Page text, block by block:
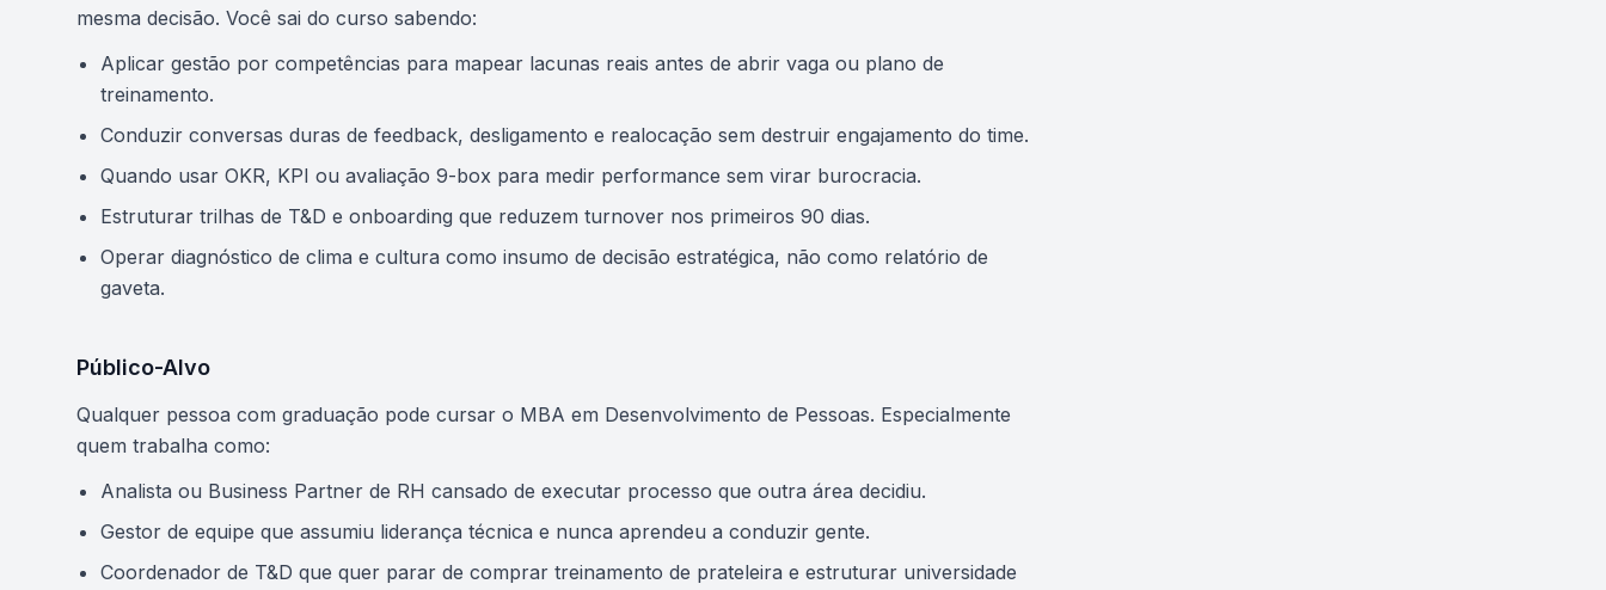
mesma decisão. Você sai do curso sabendo:
Aplicar gestão por competências para mapear lacunas reais antes de abrir vaga ou plano de
treinamento.
Conduzir conversas duras de feedback, desligamento e realocação sem destruir engajamento do time.
Quando usar OKR, KPI ou avaliação 9-box para medir performance sem virar burocracia.
Estruturar trilhas de T&D e onboarding que reduzem turnover nos primeiros 90 dias.
Operar diagnóstico de clima e cultura como insumo de decisão estratégica, não como relatório de
gaveta.
Público-Alvo
Qualquer pessoa com graduação pode cursar o MBA em Desenvolvimento de Pessoas. Especialmente
quem trabalha como:
Analista ou Business Partner de RH cansado de executar processo que outra área decidiu.
Gestor de equipe que assumiu liderança técnica e nunca aprendeu a conduzir gente.
Coordenador de T&D que quer parar de comprar treinamento de prateleira e estruturar universidade